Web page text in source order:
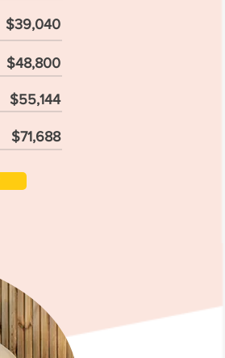
$39,040
$48,800
$55,144
$71,688